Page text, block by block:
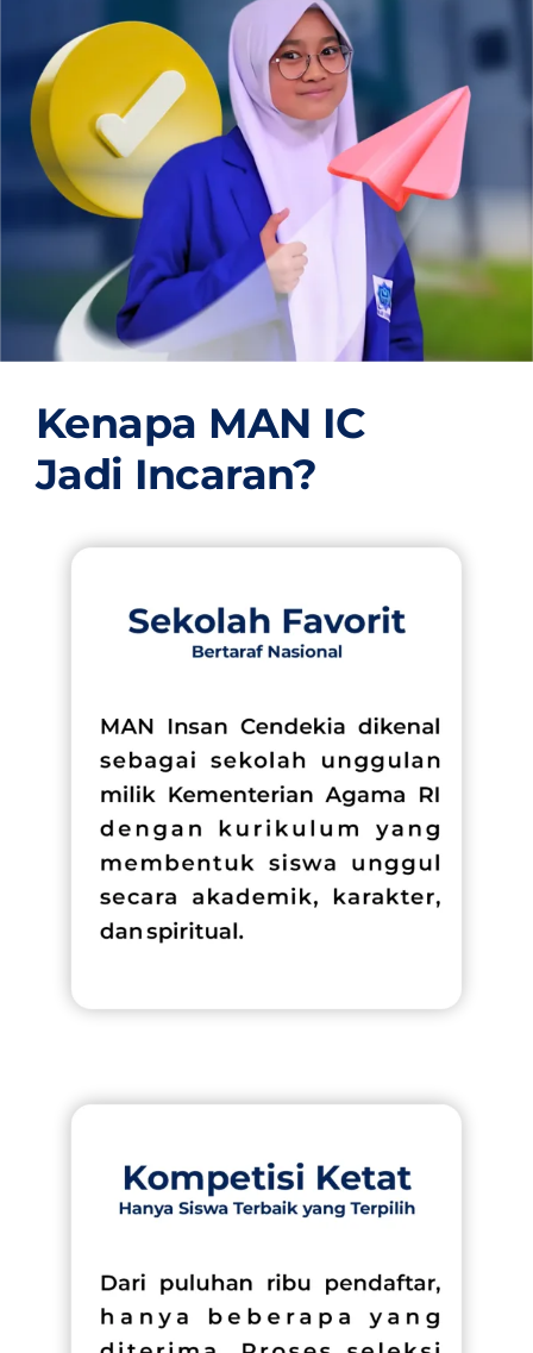
OUR PROGRAM
REGISTRATION
CONTACT US
Kenapa MAN IC
Jadi Incaran?